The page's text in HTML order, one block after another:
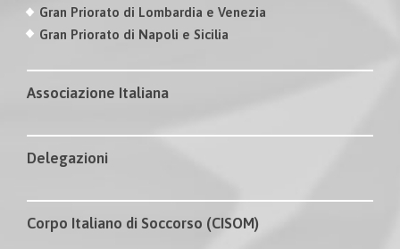
Gran Priorato di Lombardia e Venezia
Gran Priorato di Napoli e Sicilia
Associazione Italiana
Delegazioni
Corpo Italiano di Soccorso (CISOM)